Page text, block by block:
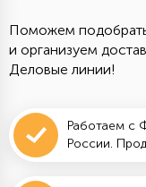
Поможем
и организуем
Деловые линии!
Работаем с
России.